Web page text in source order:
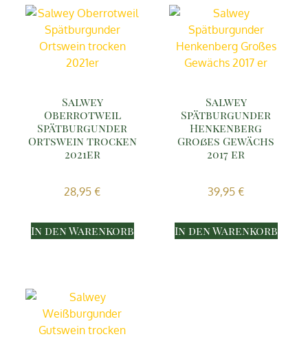
Salwey
Oberrotweil
Spätburgunder
Ortswein trocken
2021er
28,95 €
In den Warenkorb
Salwey
Spätburgunder
Henkenberg
Großes Gewächs
2017 er
39,95 €
In den Warenkorb